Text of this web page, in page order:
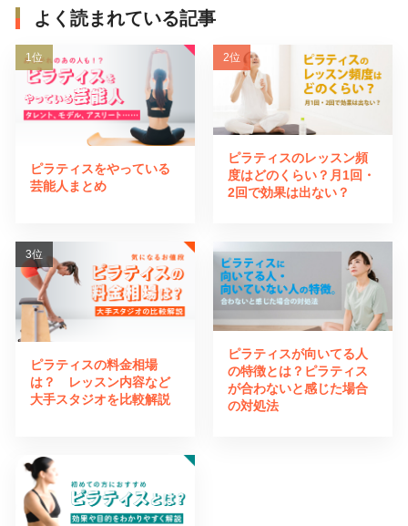
よく読まれている記事
ピラティスをやっている
芸能人まとめ
ピラティスのレッスン頻
度はどのくらい？月1回・
2回で効果は出ない？
ピラティスの料金相場
は？ レッスン内容など
大手スタジオを比較解説
ピラティスが向いてる人
の特徴とは？ピラティス
が合わないと感じた場合
の対処法